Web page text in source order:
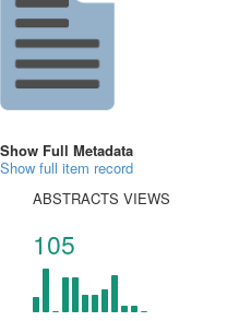
Show Full Metadata
Show full item record
ABSTRACTS VIEWS
105